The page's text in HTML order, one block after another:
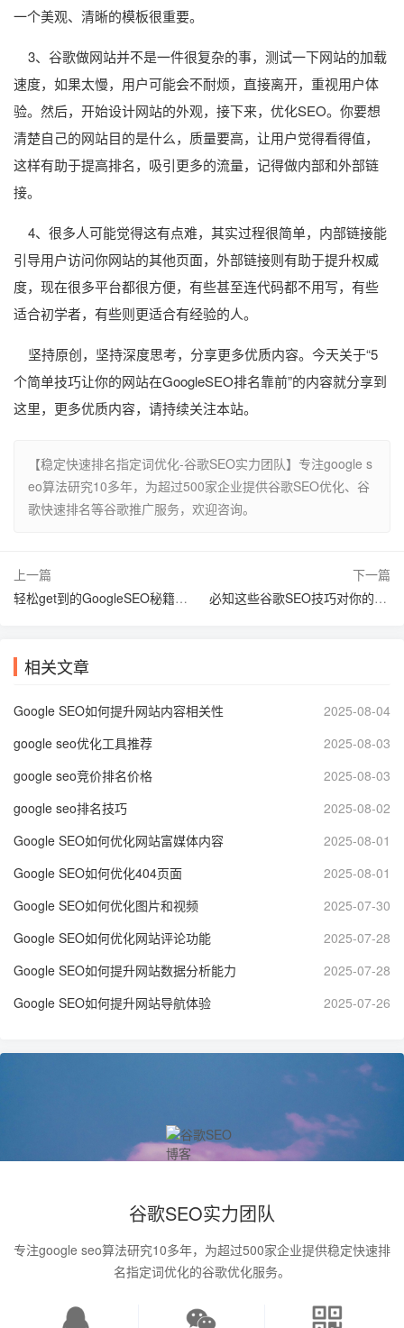
一个美观、清晰的模板很重要。
3、谷歌做网站并不是一件很复杂的事，测试一下网站的加载
速度，如果太慢，用户可能会不耐烦，直接离开，重视用户体
验。然后，开始设计网站的外观，接下来，优化SEO。你要想
清楚自己的网站目的是什么，质量要高，让用户觉得看得值，
这样有助于提高排名，吸引更多的流量，记得做内部和外部链
接。
4、很多人可能觉得这有点难，其实过程很简单，内部链接能
引导用户访问你网站的其他页面，外部链接则有助于提升权威
度，现在很多平台都很方便，有些甚至连代码都不用写，有些
适合初学者，有些则更适合有经验的人。
坚持原创，坚持深度思考，分享更多优质内容。今天关于“5
个简单技巧让你的网站在GoogleSEO排名靠前”的内容就分享到
这里，更多优质内容，请持续关注本站。
【稳定快速排名指定词优化-谷歌SEO实力团队】专注google s
eo算法研究10多年，为超过500家企业提供谷歌SEO优化、谷
歌快速排名等谷歌推广服务，欢迎咨询。
上一篇
轻松get到的GoogleSEO秘籍，网站流量提升不是梦
下一篇
必知这些谷歌SEO技巧对你的网站提升很大
相关文章
Google SEO如何提升网站内容相关性
2025-08-04
google seo优化工具推荐
2025-08-03
google seo竞价排名价格
2025-08-03
google seo排名技巧
2025-08-02
Google SEO如何优化网站富媒体内容
2025-08-01
Google SEO如何优化404页面
2025-08-01
Google SEO如何优化图片和视频
2025-07-30
Google SEO如何优化网站评论功能
2025-07-28
Google SEO如何提升网站数据分析能力
2025-07-28
Google SEO如何提升网站导航体验
2025-07-26
谷歌SEO实力团队
专注google seo算法研究10多年，为超过500家企业提供稳定快速排
名指定词优化的谷歌优化服务。